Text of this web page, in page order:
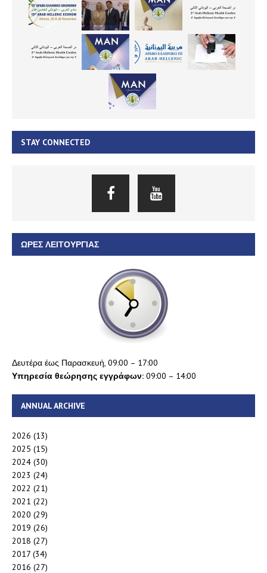
STAY CONNECTED
ΏΡΕΣ ΛΕΙΤΟΥΡΓΊΑΣ
Δευτέρα έως Παρασκευή, 09:00 – 17:00
Υπηρεσία θεώρησης εγγράφων: 09:00 – 14:00
ANNUAL ARCHIVE
2026 (13)
2025 (15)
2024 (30)
2023 (24)
2022 (21)
2021 (22)
2020 (29)
2019 (26)
2018 (27)
2017 (34)
2016 (27)